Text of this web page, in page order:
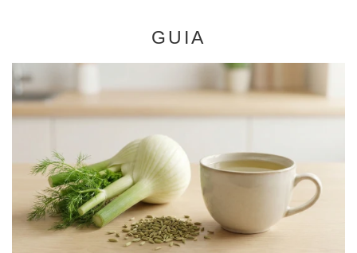
GUIA